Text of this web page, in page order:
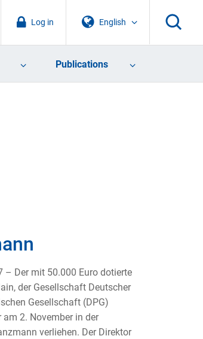
English
Log in
Publications
Der mit 50.000 Euro dotierte
der Gesellschaft Deutscher
Gesellschaft (DPG)
2. November in der
verliehen. Der Direktor